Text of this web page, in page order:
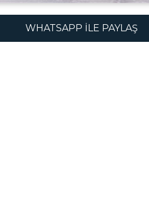
WHATSAPP İLE PAYLAŞ